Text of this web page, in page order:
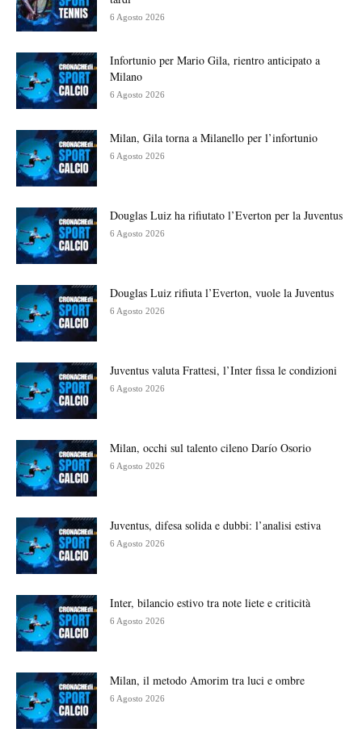
6 Agosto 2026
Infortunio per Mario Gila, rientro anticipato a
Milano
6 Agosto 2026
Milan, Gila torna a Milanello per l’infortunio
6 Agosto 2026
Douglas Luiz ha rifiutato l’Everton per la Juventus
6 Agosto 2026
Douglas Luiz rifiuta l’Everton, vuole la Juventus
6 Agosto 2026
Juventus valuta Frattesi, l’Inter fissa le condizioni
6 Agosto 2026
Milan, occhi sul talento cileno Darío Osorio
6 Agosto 2026
Juventus, difesa solida e dubbi: l’analisi estiva
6 Agosto 2026
Inter, bilancio estivo tra note liete e criticità
6 Agosto 2026
Milan, il metodo Amorim tra luci e ombre
6 Agosto 2026